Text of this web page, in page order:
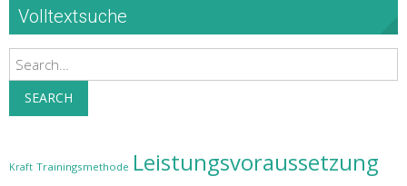
Volltextsuche
Search
SEARCH
Kraft Trainingsmethode Leistungsvoraussetzung